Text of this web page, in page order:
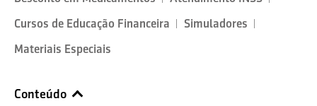
Cursos de Educação Financeira
Simuladores
Materiais Especiais
Conteúdo